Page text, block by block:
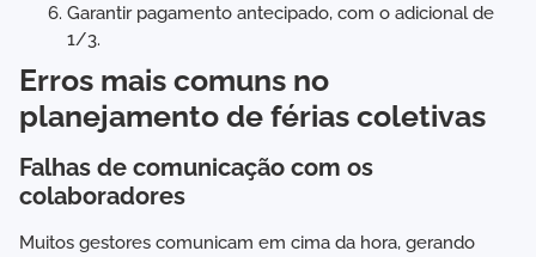
Garantir pagamento antecipado, com o adicional de
1/3.
Erros mais comuns no
planejamento de férias coletivas
Falhas de comunicação com os
colaboradores
Muitos gestores comunicam em cima da hora, gerando